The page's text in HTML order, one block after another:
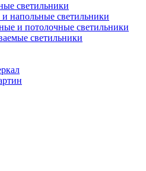
светильники
напольные светильники
и потолочные светильники
светильники